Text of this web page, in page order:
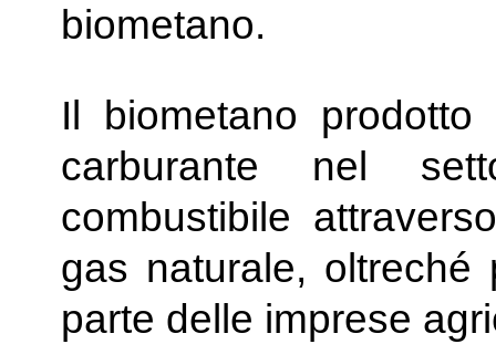
biometano.
Il biometano
carburante nel
combustibile
gas naturale, oltreché
parte delle imprese